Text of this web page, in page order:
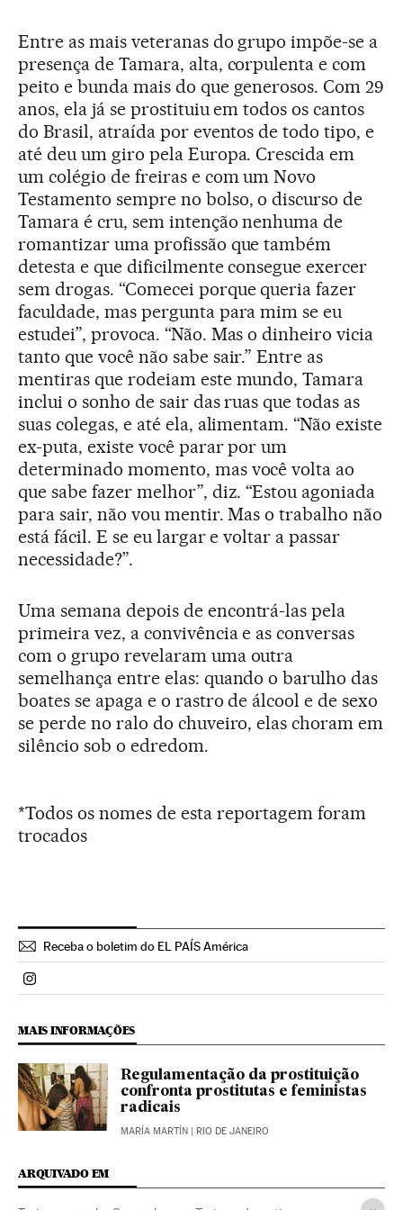
Entre as mais veteranas do grupo impõe-se a
presença de Tamara, alta, corpulenta e com
peito e bunda mais do que generosos. Com 29
anos, ela já se prostituiu em todos os cantos
do Brasil, atraída por eventos de todo tipo, e
até deu um giro pela Europa. Crescida em
um colégio de freiras e com um Novo
Testamento sempre no bolso, o discurso de
Tamara é cru, sem intenção nenhuma de
romantizar uma profissão que também
detesta e que dificilmente consegue exercer
sem drogas. “Comecei porque queria fazer
faculdade, mas pergunta para mim se eu
estudei”, provoca. “Não. Mas o dinheiro vicia
tanto que você não sabe sair.” Entre as
mentiras que rodeiam este mundo, Tamara
inclui o sonho de sair das ruas que todas as
suas colegas, e até ela, alimentam. “Não existe
ex-puta, existe você parar por um
determinado momento, mas você volta ao
que sabe fazer melhor”, diz. “Estou agoniada
para sair, não vou mentir. Mas o trabalho não
está fácil. E se eu largar e voltar a passar
necessidade?”.
Uma semana depois de encontrá-las pela
primeira vez, a convivência e as conversas
com o grupo revelaram uma outra
semelhança entre elas: quando o barulho das
boates se apaga e o rastro de álcool e de sexo
se perde no ralo do chuveiro, elas choram em
silêncio sob o edredom.
*Todos os nomes de esta reportagem foram
trocados
Receba o boletim do EL PAÍS América
Politica El País Brasil en Instagram
MAIS INFORMAÇÕES
Regulamentação da prostituição
confronta prostitutas e feministas
radicais
MARÍA MARTÍN | RIO DE JANEIRO
ARQUIVADO EM